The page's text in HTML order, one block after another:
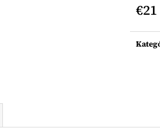
€21
cena: